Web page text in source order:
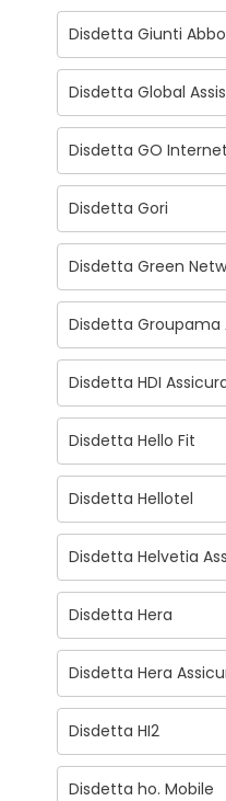
Disdetta Giunti
Disdetta Global
Disdetta GO Internet
Disdetta Gori
Disdetta Green
Disdetta Groupama
Disdetta HDI
Disdetta Hello Fit
Disdetta Hellotel
Disdetta Helvetia
Disdetta Hera
Disdetta Hera
Disdetta HI2
Disdetta ho. Mobile